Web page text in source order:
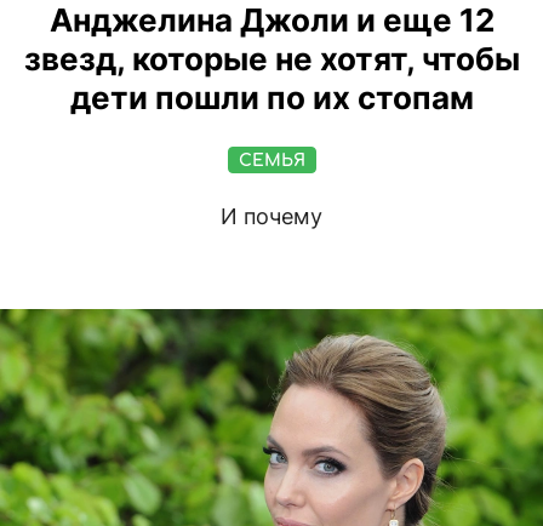
Анджелина Джоли и еще 12
звезд, которые не хотят, чтобы
дети пошли по их стопам
СЕМЬЯ
И почему